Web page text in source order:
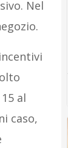
Nel
al
caso,